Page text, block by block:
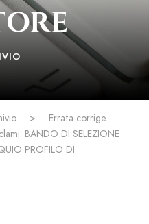
>
Errata corrige
BANDO DI SELEZIONE
PROFILO DI